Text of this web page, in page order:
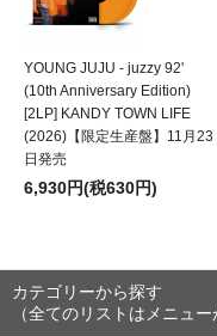
YOUNG JUJU - juzzy 92'
(10th Anniversary Edition)
[2LP] KANDY TOWN LIFE
(2026)【限定生産盤】11月23
日発売
6,930円(税630円)
カテゴリーから探す
（全てのリストはメニュー